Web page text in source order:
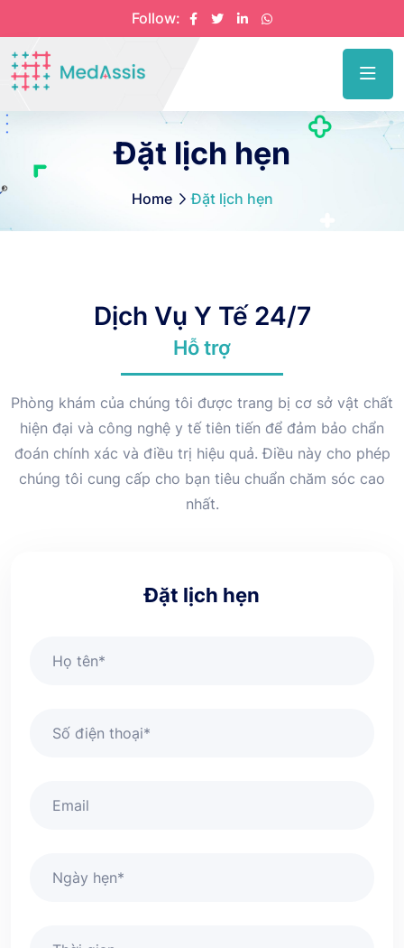
Follow:
Đặt lịch hẹn
Home Đặt lịch hẹn
Dịch Vụ Y Tế 24/7
Hỗ trợ
Phòng khám của chúng tôi được trang bị cơ sở vật chất
hiện đại và công nghệ y tế tiên tiến để đảm bảo chẩn
đoán chính xác và điều trị hiệu quả. Điều này cho phép
chúng tôi cung cấp cho bạn tiêu chuẩn chăm sóc cao
nhất.
Đặt lịch hẹn